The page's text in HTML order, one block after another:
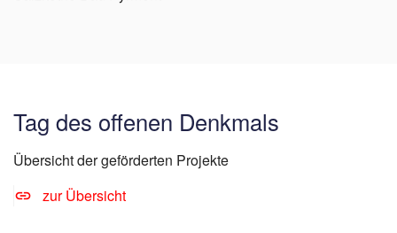
Tag des offenen Denkmals
Übersicht der geförderten Projekte
zur Übersicht